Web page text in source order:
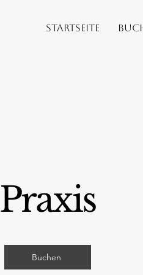
Startseite
Praxis
Buchen